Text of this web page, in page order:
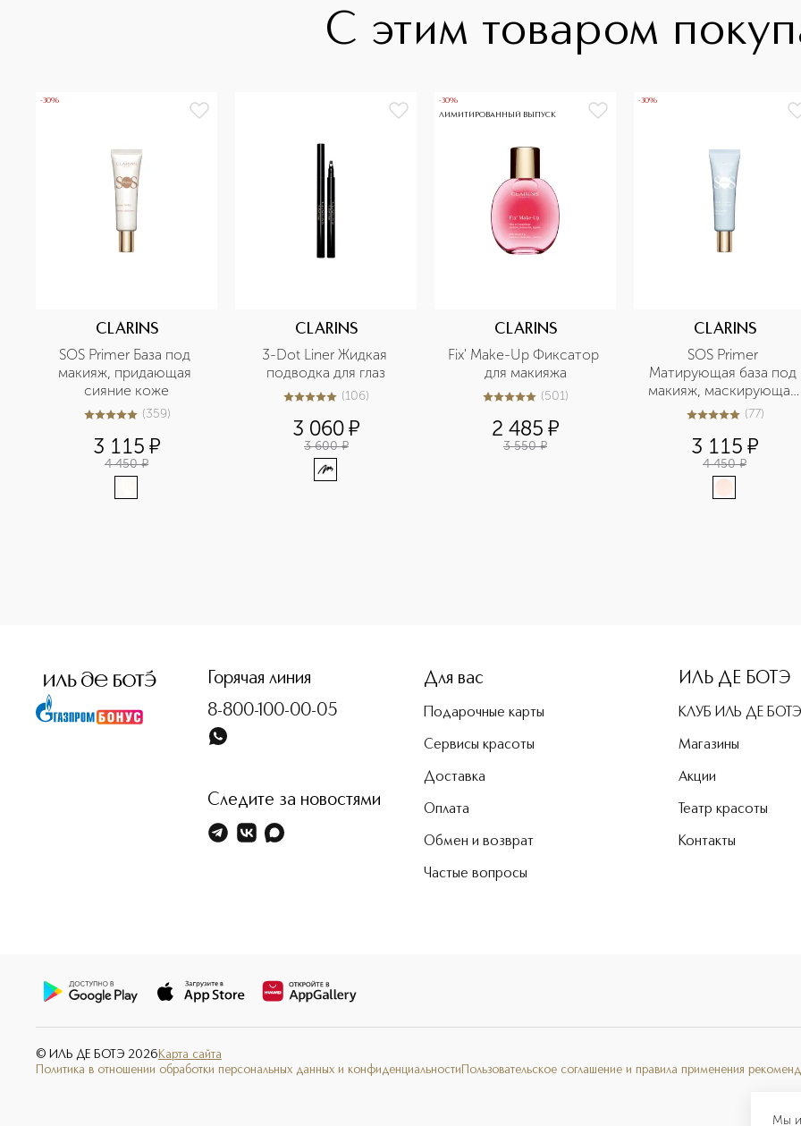
Мы
С этим товаром
-30%
CLARINS
SOS Primer База под
макияж, придающая
сияние коже
5из 5359 (359)
3 115 ¤
4 450 ¤
CLARINS
3-Dot Liner Жидкая
подводка для глаз
4.9из5106 (106)
3 060¤
3 600 ¤
-30%
ЛИМИТИРОВАННЫЙ ВЫПУСК
CLARINS
Fix' Make-Up Фиксатор
для макияжа
5из 5501 (501)
2 485 ¤
3 550 ¤
-30%
CLARINS
SOS Primer
Матирующая база под
макияж, маскирующая
поры
4.9из577 (77)
3 115 ¤
4 450 ¤
Горячая линия
8-800-100-00-05
Следите за новостями
Для вас
Подарочные карты
Сервисы красоты
Доставка
Оплата
Обмен и возврат
Частые вопросы
ИЛЬ ДЕ БОТЭ
КЛУБ ИЛЬ ДЕ БОТЭ
Магазины
Акции
Театр красоты
Контакты
© ИЛЬ ДЕ БОТЭ 2026 Карта сайта
Политика в отношении обработки персональных данных и конфиденциальности Пользовательское соглашение и правила применения